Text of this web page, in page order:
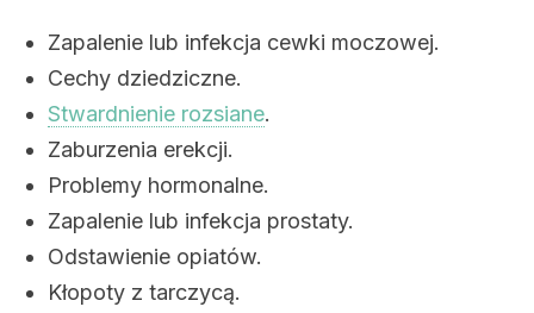
Zapalenie lub infekcja cewki moczowej.
Cechy dziedziczne.
Stwardnienie rozsiane.
Zaburzenia erekcji.
Problemy hormonalne.
Zapalenie lub infekcja prostaty.
Odstawienie opiatów.
Kłopoty z tarczycą.